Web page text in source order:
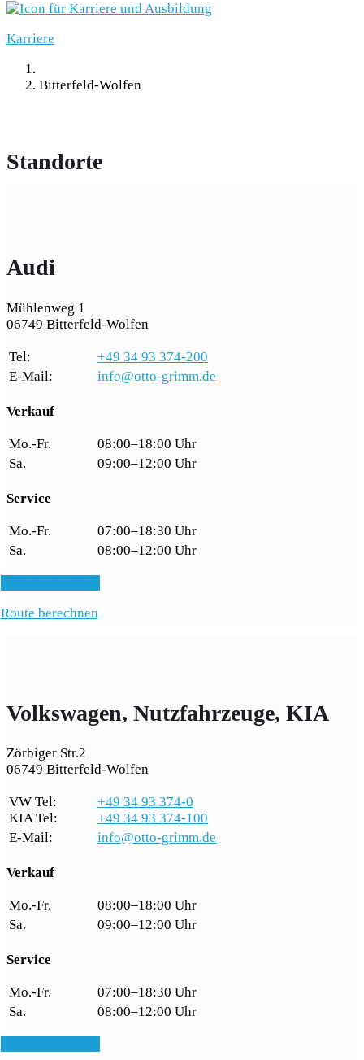
Karriere
Bitterfeld-Wolfen
Standorte
Audi
Mühlenweg 1
06749 Bitterfeld-Wolfen
Tel:
+49 34 93 374-200
E-Mail:
info@otto-grimm.de
Verkauf
Mo.-Fr.
08:00–18:00 Uhr
Sa.
09:00–12:00 Uhr
Service
Mo.-Fr.
07:00–18:30 Uhr
Sa.
08:00–12:00 Uhr
Route berechnen
Volkswagen, Nutzfahrzeuge, KIA
Zörbiger Str.2
06749 Bitterfeld-Wolfen
VW Tel:
KIA Tel:
+49 34 93 374-0
+49 34 93 374-100
E-Mail:
info@otto-grimm.de
Verkauf
Mo.-Fr.
08:00–18:00 Uhr
Sa.
09:00–12:00 Uhr
Service
Mo.-Fr.
07:00–18:30 Uhr
Sa.
08:00–12:00 Uhr